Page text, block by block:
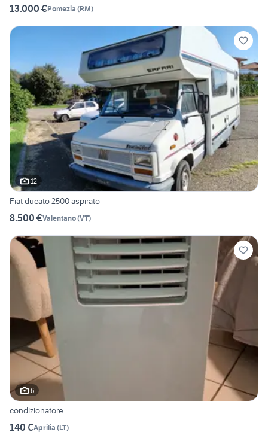
13.000 €Pomezia (RM)
12
Fiat ducato 2500 aspirato
8.500 €Valentano(VT)
6
condizionatore
140 €Aprilia (LT)